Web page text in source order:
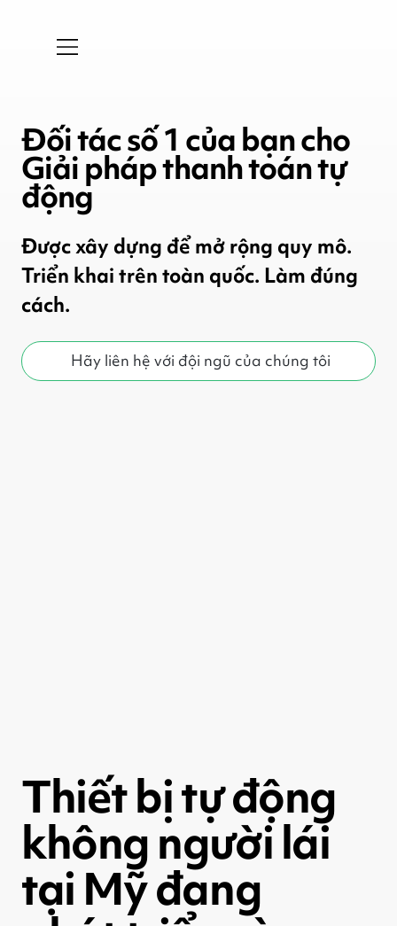
Đối tác số 1 của bạn cho
Giải pháp thanh toán tự
động
Được xây dựng để mở rộng quy mô.
Triển khai trên toàn quốc. Làm đúng
cách.
Hãy liên hệ với đội ngũ của chúng tôi
Thiết bị tự động
không người lái
tại Mỹ đang